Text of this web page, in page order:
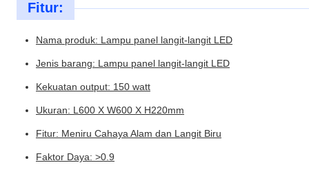
Fitur:
Nama produk: Lampu panel langit-langit LED
Jenis barang: Lampu panel langit-langit LED
Kekuatan output: 150 watt
Ukuran: L600 X W600 X H220mm
Fitur: Meniru Cahaya Alam dan Langit Biru
Faktor Daya: >0.9